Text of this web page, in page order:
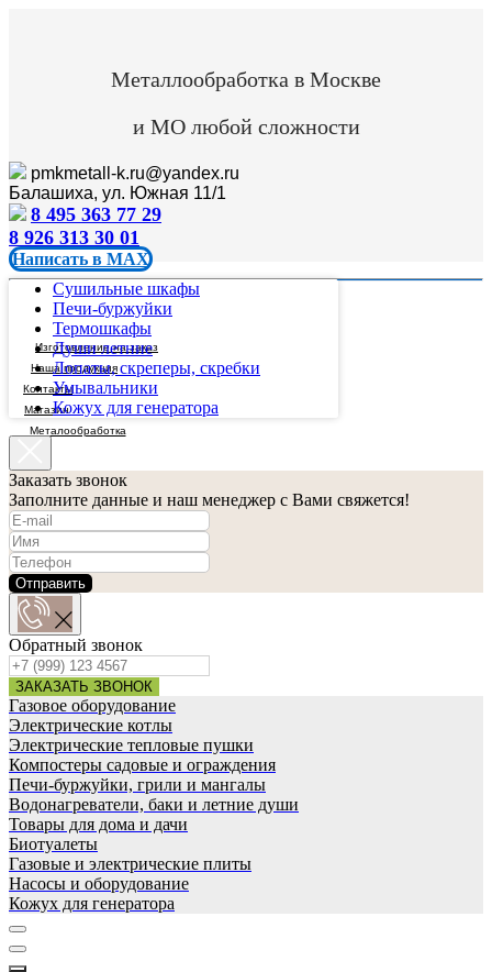
Металлообработка в Москве
и МО любой сложности
pmkmetall-k.ru@yandex.ru
Балашиха, ул. Южная 11/1
8 495 363 77 29
8 926 313 30 01
Написать в MAX
Изготовление на заказ
Наша продукция
Контакты
Магазин
Металообработка
Сушильные шкафы
Печи-буржуйки
Термошкафы
Души летние
Лопаты, скреперы, скребки
Умывальники
Кожух для генератора
Заказать звонок
Заполните данные и наш менеджер с Вами свяжется!
Отправить
Обратный звонок
ЗАКАЗАТЬ ЗВОНОК
Газовое оборудование
Электрические котлы
Электрические тепловые пушки
Компостеры садовые и ограждения
Печи-буржуйки, грили и мангалы
Водонагреватели, баки и летние души
Товары для дома и дачи
Биотуалеты
Газовые и электрические плиты
Насосы и оборудование
Кожух для генератора